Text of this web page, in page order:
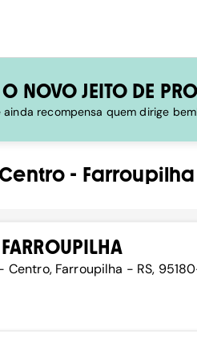
NOVO JEITO DE
ainda recompensa quem dirige
- Farroupilha
Centro, Farroupilha - RS,